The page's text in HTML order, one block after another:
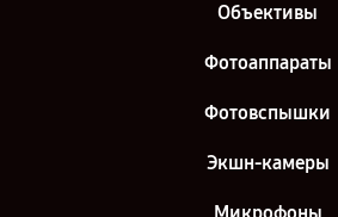
Ремонт объектива Nikon 24-70mm f/2.8G
Объективы
Фотоаппараты
Фотовспышки
Экшн-камеры